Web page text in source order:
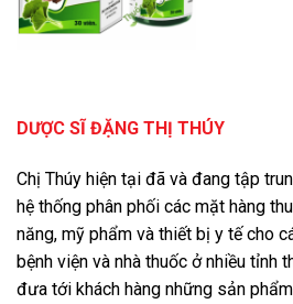
DƯỢC SĨ ĐẶNG THỊ THÚY
Chị Thúy hiện tại đã và đang tập
hệ thống phân phối các mặt hàng
năng, mỹ phẩm và thiết bị y tế cho
bệnh viện và nhà thuốc ở nhiều tỉnh
đưa tới khách hàng những sản